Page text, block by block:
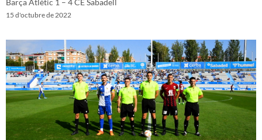
15 d'octubre de 2022